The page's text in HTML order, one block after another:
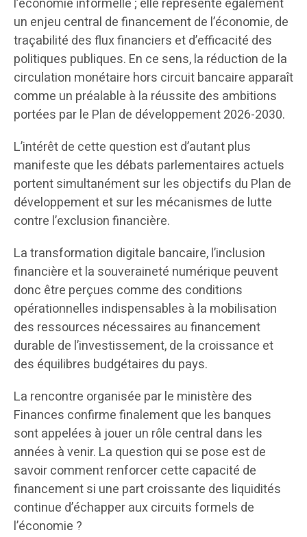
l’économie informelle ; elle représente également
un enjeu central de financement de l’économie, de
traçabilité des flux financiers et d’efficacité des
politiques publiques. En ce sens, la réduction de la
circulation monétaire hors circuit bancaire apparaît
comme un préalable à la réussite des ambitions
portées par le Plan de développement 2026-2030.
L’intérêt de cette question est d’autant plus
manifeste que les débats parlementaires actuels
portent simultanément sur les objectifs du Plan de
développement et sur les mécanismes de lutte
contre l’exclusion financière.
La transformation digitale bancaire, l’inclusion
financière et la souveraineté numérique peuvent
donc être perçues comme des conditions
opérationnelles indispensables à la mobilisation
des ressources nécessaires au financement
durable de l’investissement, de la croissance et
des équilibres budgétaires du pays.
La rencontre organisée par le ministère des
Finances confirme finalement que les banques
sont appelées à jouer un rôle central dans les
années à venir. La question qui se pose est de
savoir comment renforcer cette capacité de
financement si une part croissante des liquidités
continue d’échapper aux circuits formels de
l’économie ?